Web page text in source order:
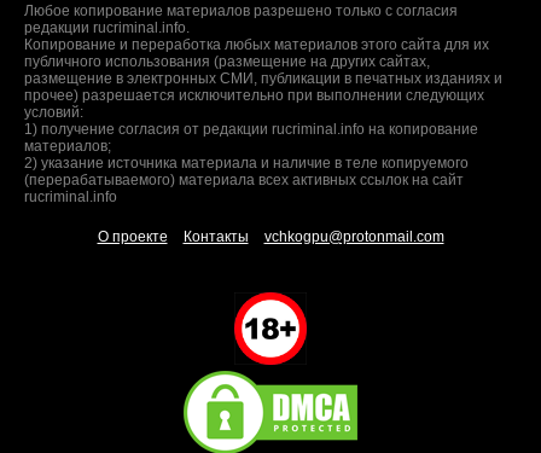
Любое копирование материалов разрешено только с согласия
редакции rucriminal.info.
Копирование и переработка любых материалов этого сайта для их
публичного использования (размещение на других сайтах,
размещение в электронных СМИ, публикации в печатных изданиях и
прочее) разрешается исключительно при выполнении следующих
условий:
1) получение согласия от редакции rucriminal.info на копирование
материалов;
2) указание источника материала и наличие в теле копируемого
(перерабатываемого) материала всех активных ссылок на сайт
rucriminal.info
О проекте Контакты vchkogpu@protonmail.com